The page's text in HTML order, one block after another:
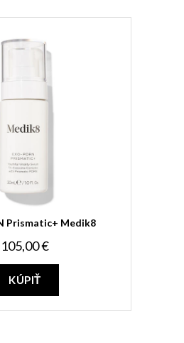
Prismatic+ Medik8
105,00 €
KÚPIŤ